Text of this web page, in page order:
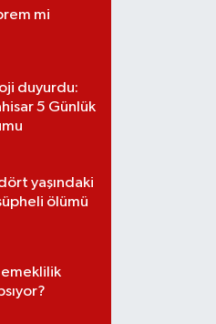
mi
duyurdu:
5 Günlük
yaşındaki
ölümü